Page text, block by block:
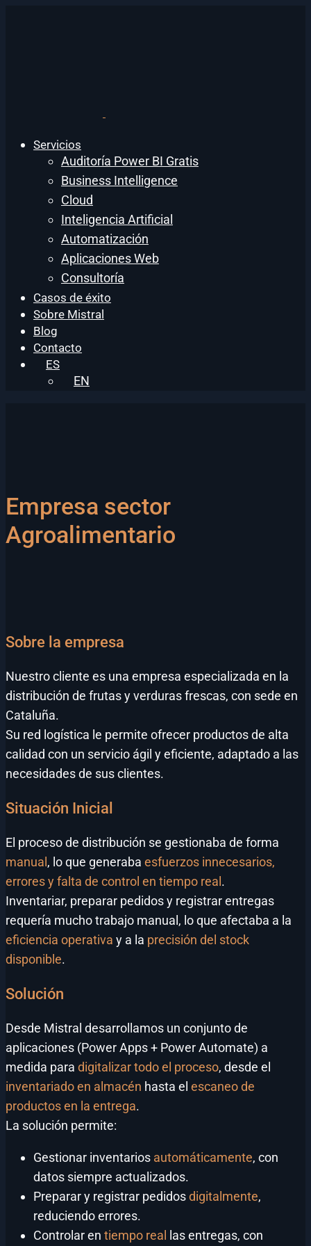
Servicios
Auditoría Power BI Gratis
Business Intelligence
Cloud
Inteligencia Artificial
Automatización
Aplicaciones Web
Consultoría
Casos de éxito
Sobre Mistral
Blog
Contacto
ES
EN
Empresa sector
Agroalimentario
Sobre la empresa
Nuestro cliente es una empresa especializada en la
distribución de frutas y verduras frescas, con sede en
Cataluña.
Su red logística le permite ofrecer productos de alta
calidad con un servicio ágil y eficiente, adaptado a las
necesidades de sus clientes.
Situación Inicial
El proceso de distribución se gestionaba de forma
manual , lo que generaba esfuerzos innecesarios,
errores y falta de control en tiempo real .
Inventariar, preparar pedidos y registrar entregas
requería mucho trabajo manual, lo que afectaba a la
eficiencia operativa y a la precisión del stock
disponible.
Solución
Desde Mistral desarrollamos un conjunto de
aplicaciones (Power Apps + Power Automate) a
medida para digitalizar todo el proceso, desde el
inventariado en almacén hasta el escaneo de
productos en la entrega.
La solución permite:
Gestionar inventarios automáticamente, con
datos siempre actualizados.
Preparar y registrar pedidosdigitalmente,
reduciendo errores.
Controlar en tiempo real las entregas, con